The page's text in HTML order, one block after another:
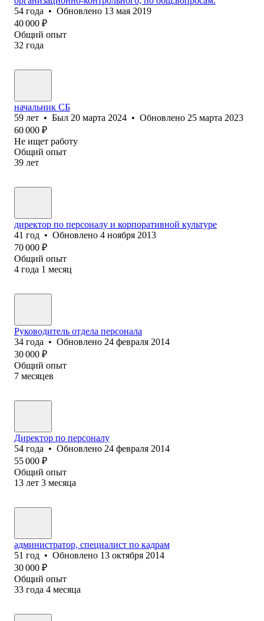
54 года • Обновлено 13 мая 2019
40 000 ₽
Общий опыт
32 года
начальник СБ
59 лет • Был 20 марта 2024 • Обновлено 25 марта 2023
60 000 ₽
Не ищет работу
Общий опыт
39 лет
директор по персоналу и корпоративной культуре
41 год • Обновлено 4 ноября 2013
70 000 ₽
Общий опыт
4 года 1 месяц
Руководитель отдела персонала
34 года • Обновлено 24 февраля 2014
30 000 ₽
Общий опыт
7 месяцев
Директор по персоналу
54 года • Обновлено 24 февраля 2014
55 000 ₽
Общий опыт
13 лет 3 месяца
администратор, специалист по кадрам
51 год • Обновлено 13 октября 2014
30 000 ₽
Общий опыт
33 года 4 месяца